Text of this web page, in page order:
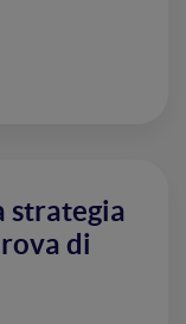
strategia
di